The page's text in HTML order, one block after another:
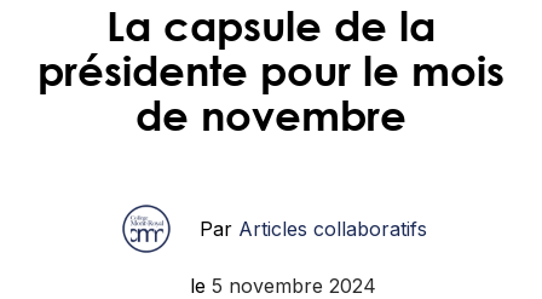
La capsule de la
présidente pour le mois
de novembre
ParArticles collaboratifs
le 5 novembre 2024